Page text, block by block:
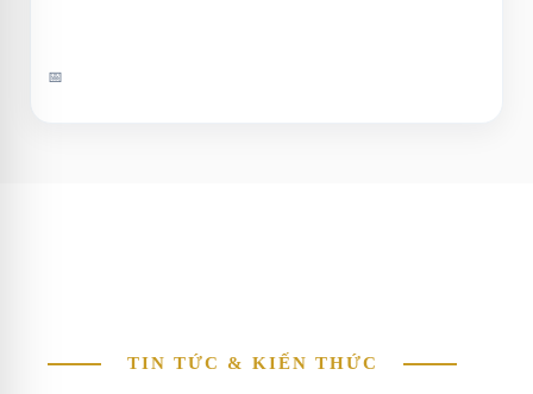
📅
TIN TỨC & KIẾN THỨC